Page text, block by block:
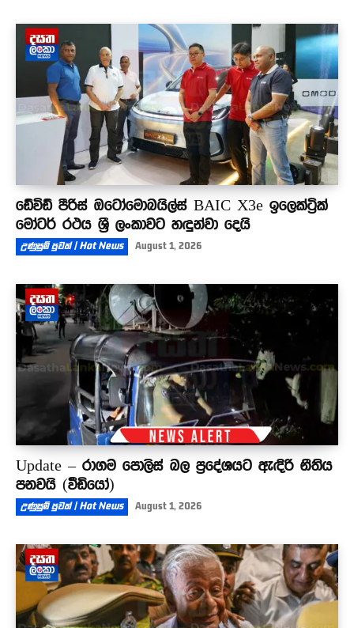
ඩේවිඩ් පීරිස් ඔටෝමොබයිල්ස් BAIC X3e ඉලෙක්ට්‍රික්
මෝටර් රථය ශ්‍රී ලංකාවට හඳුන්වා දෙයි
උණුසුම් පුවත් | Hot News August 1, 2026
Update – රාගම පොලිස් බල ප්‍රදේශයට ඇඳිරි නීතිය
පනවයි (වීඩියෝ)
උණුසුම් පුවත් | Hot News August 1, 2026